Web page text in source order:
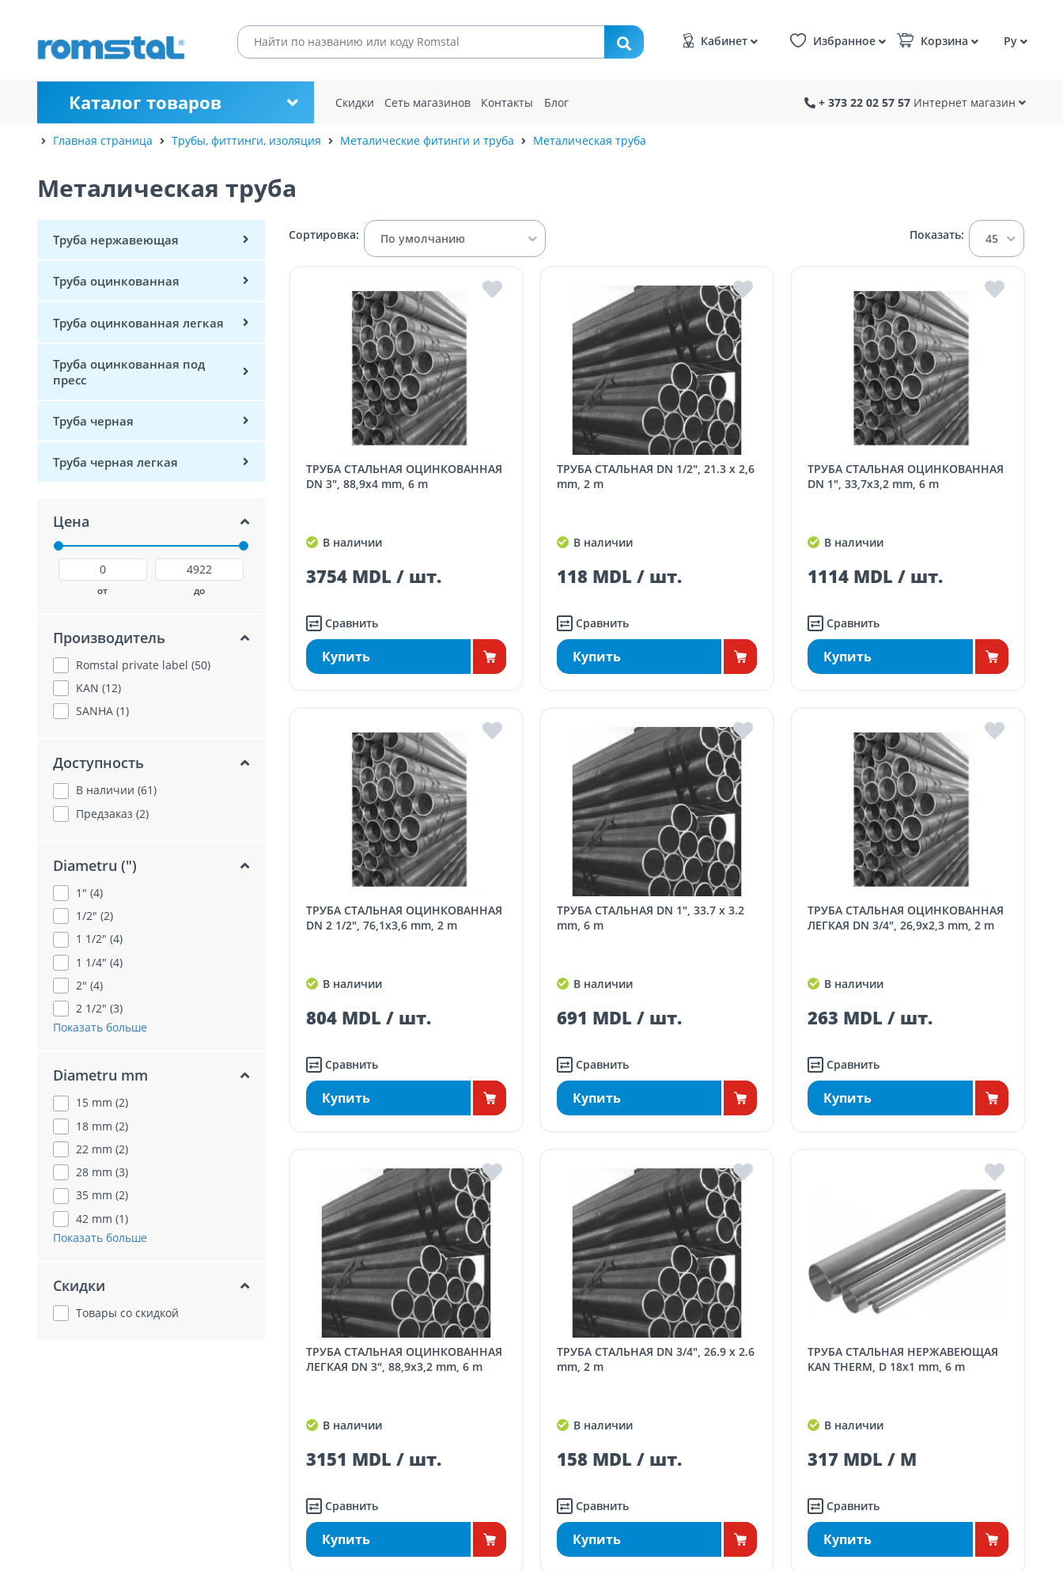
Кабинет Избранное Корзина Ру
Каталог товаров Скидки Сеть магазинов Контакты Блог + 373 22 02 57 57 Интернет магазин
Главная страница Трубы, фиттинги, изоляция Металические фитинги и труба Металическая труба
Металическая труба
Труба нержавеющая
Труба оцинкованная
Труба оцинкованная легкая
Труба оцинкованная под
пресс
Труба черная
Труба черная легкая
Цена
от до
Производитель
Romstal private label (50)
KAN (12)
SANHA (1)
Доступность
В наличии (61)
Предзаказ (2)
Diametru (")
1" (4)
1/2" (2)
1 1/2" (4)
1 1/4" (4)
2" (4)
2 1/2" (3)
Показать больше
Diametru mm
15 mm (2)
18 mm (2)
22 mm (2)
28 mm (3)
35 mm (2)
42 mm (1)
Показать больше
Скидки
Товары со скидкой
Сортировка: По умолчанию Показать: 45
ТРУБА СТАЛЬНАЯ ОЦИНКОВАННАЯ
DN 3", 88,9x4 mm, 6 m
В наличии
3754 MDL / шт.
Сравнить
Купить
ТРУБА СТАЛЬНАЯ DN 1/2", 21.3 x 2,6
mm, 2 m
В наличии
118 MDL / шт.
Сравнить
Купить
ТРУБА СТАЛЬНАЯ ОЦИНКОВАННАЯ
DN 1", 33,7x3,2 mm, 6 m
В наличии
1114 MDL / шт.
Сравнить
Купить
ТРУБА СТАЛЬНАЯ ОЦИНКОВАННАЯ
DN 2 1/2", 76,1x3,6 mm, 2 m
В наличии
804 MDL / шт.
Сравнить
Купить
ТРУБА СТАЛЬНАЯ DN 1", 33.7 x 3.2
mm, 6 m
В наличии
691 MDL / шт.
Сравнить
Купить
ТРУБА СТАЛЬНАЯ ОЦИНКОВАННАЯ
ЛЕГКАЯ DN 3/4", 26,9x2,3 mm, 2 m
В наличии
263 MDL / шт.
Сравнить
Купить
ТРУБА СТАЛЬНАЯ ОЦИНКОВАННАЯ
ЛЕГКАЯ DN 3", 88,9x3,2 mm, 6 m
В наличии
3151 MDL / шт.
Сравнить
Купить
ТРУБА СТАЛЬНАЯ DN 3/4", 26.9 x 2.6
mm, 2 m
В наличии
158 MDL / шт.
Сравнить
Купить
ТРУБА СТАЛЬНАЯ НЕРЖАВЕЮЩАЯ
KAN THERM, D 18x1 mm, 6 m
В наличии
317 MDL / M
Сравнить
Купить